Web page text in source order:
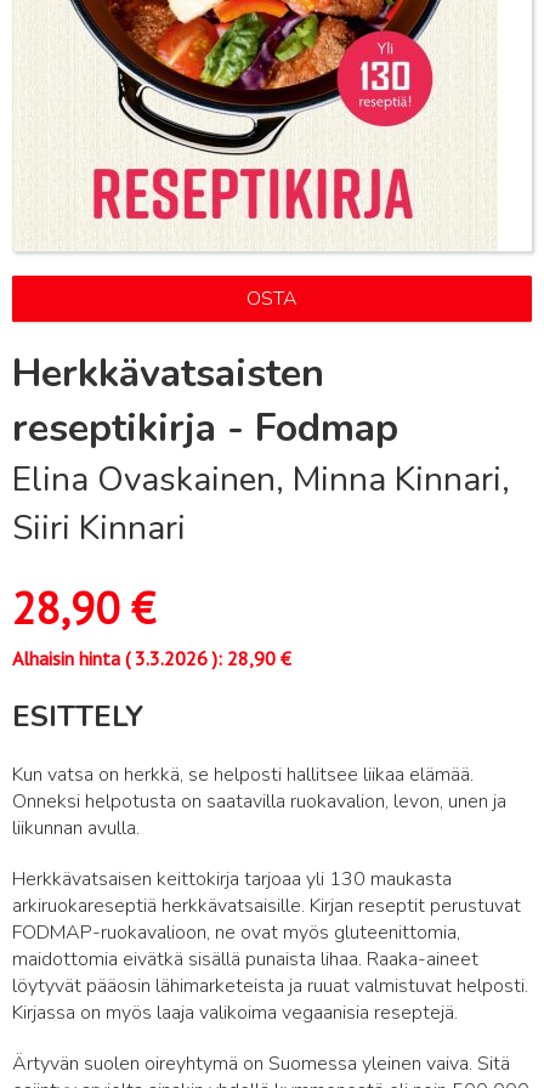
OSTA
Herkkävatsaisten
reseptikirja - Fodmap
Elina Ovaskainen, Minna Kinnari,
Siiri Kinnari
28,90€
Alhaisin hinta (3.3.2026): 28,90 €
ESITTELY
Kun vatsa on herkkä, se helposti hallitsee liikaa elämää.
Onneksi helpotusta on saatavilla ruokavalion, levon, unen ja
liikunnan avulla.
Herkkävatsaisen keittokirja tarjoaa yli 130 maukasta
arkiruokareseptiä herkkävatsaisille. Kirjan reseptit perustuvat
FODMAP-ruokavalioon, ne ovat myös gluteenittomia,
maidottomia eivätkä sisällä punaista lihaa. Raaka-aineet
löytyvät pääosin lähimarketeista ja ruuat valmistuvat helposti.
Kirjassa on myös laaja valikoima vegaanisia reseptejä.
Ärtyvän suolen oireyhtymä on Suomessa yleinen vaiva. Sitä